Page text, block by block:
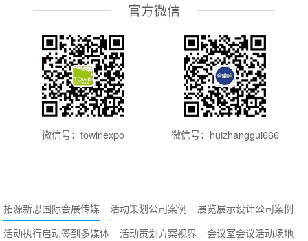
官方微信
微信号：towinexpo 微信号：huizhanggui666
拓源新思国际会展传媒 活动策划公司案例
展览展示设计公司案例
活动执行启动签到多媒体
活动策划方案视界 会议室会议活动场地